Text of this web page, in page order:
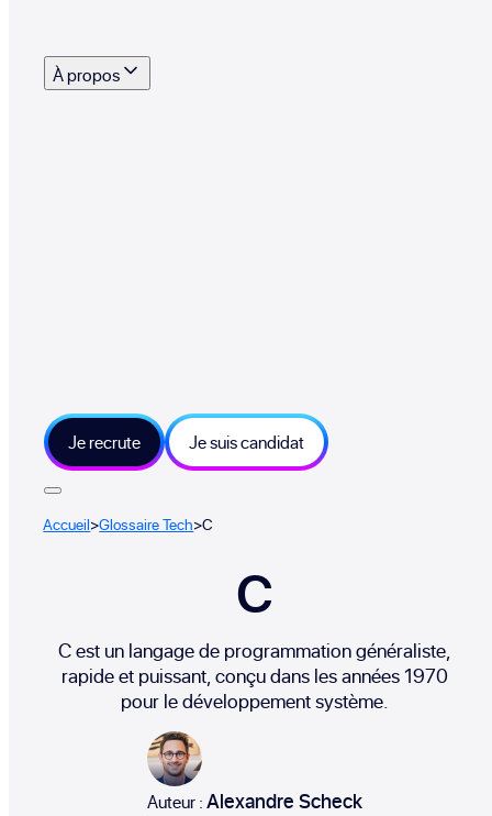
À propos
Je recrute Je suis candidat
Accueil>Glossaire Tech>C
C
C est un langage de programmation généraliste,
rapide et puissant, conçu dans les années 1970
pour le développement système.
Auteur :Alexandre Scheck